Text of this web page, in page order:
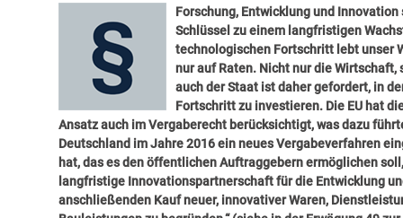
Forschung, Entwicklung und Innovation
Schlüssel zu einem langfristigen
technologischen Fortschritt lebt unser
nur auf Raten. Nicht nur die Wirtschaft,
auch der Staat ist daher gefordert, in
Fortschritt zu investieren. Die EU hat
Ansatz auch im Vergaberecht berücksichtigt, was dazu
Deutschland im Jahre 2016 ein neues Vergabeverfahren
hat, das es den öffentlichen Auftraggebern ermöglichen
langfristige Innovationspartnerschaft für die Entwicklung
anschließenden Kauf neuer, innovativer Waren,